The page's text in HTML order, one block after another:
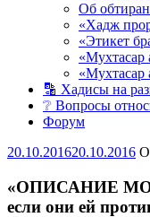
Об
«Хадж
«Этикет
«Мухтасар
🔡 Хадисы на
❔ Вопросы
Форум
Опубликовано
20.10.201620.10.2016
«ОПИСАНИЕ
если они ей